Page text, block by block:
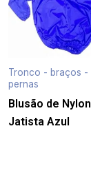
Tronco - braços -
pernas
Blusão de Nylon
Jatista Azul